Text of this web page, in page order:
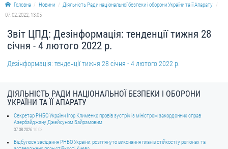
Апарат Ради національної безпеки і оборони України
Історична довідка про діяльність Ради національної безпеки і оборони України
Новини
Drone Deals
Фотогалерея
Відеогалерея
Головна Новини
Діяльність Ради національної безпеки і оборони України та її Апарату
07.02.2022, 13:05
Звіт ЦПД: Дезінформація: тенденції тижня 28
січня - 4 лютого 2022 р.
Дезінформація: тенденції тижня 28 січня - 4 лютого 2022 р.
ДІЯЛЬНІСТЬ РАДИ НАЦІОНАЛЬНОЇ БЕЗПЕКИ І ОБОРОНИ
УКРАЇНИ ТА ЇЇ АПАРАТУ
Секретар РНБО України Ігор Клименко провів зустріч із міністром закордонних справ
Азербайджану Джейхуном Байрамовим
07.08.2026 10:03
Відбулося засідання РНБО України: розглянуто виконання планів стійкості у регіонах та